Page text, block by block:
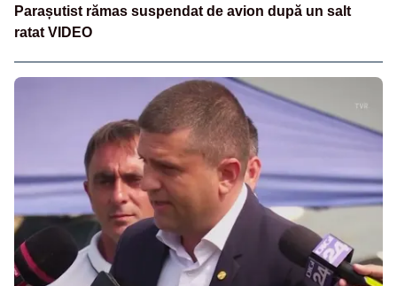
Parașutist rămas suspendat de avion după un salt
ratat VIDEO